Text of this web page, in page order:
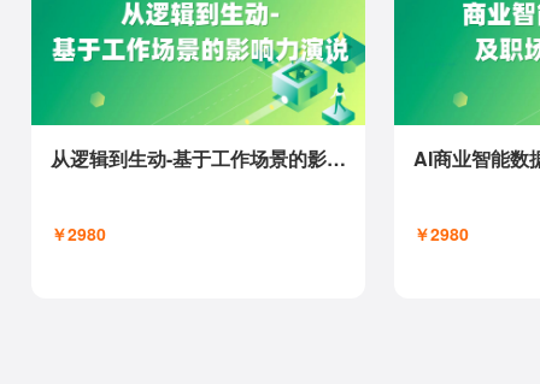
从逻辑到生动-基于工作场景的影响力演说
￥2980 ￥2980